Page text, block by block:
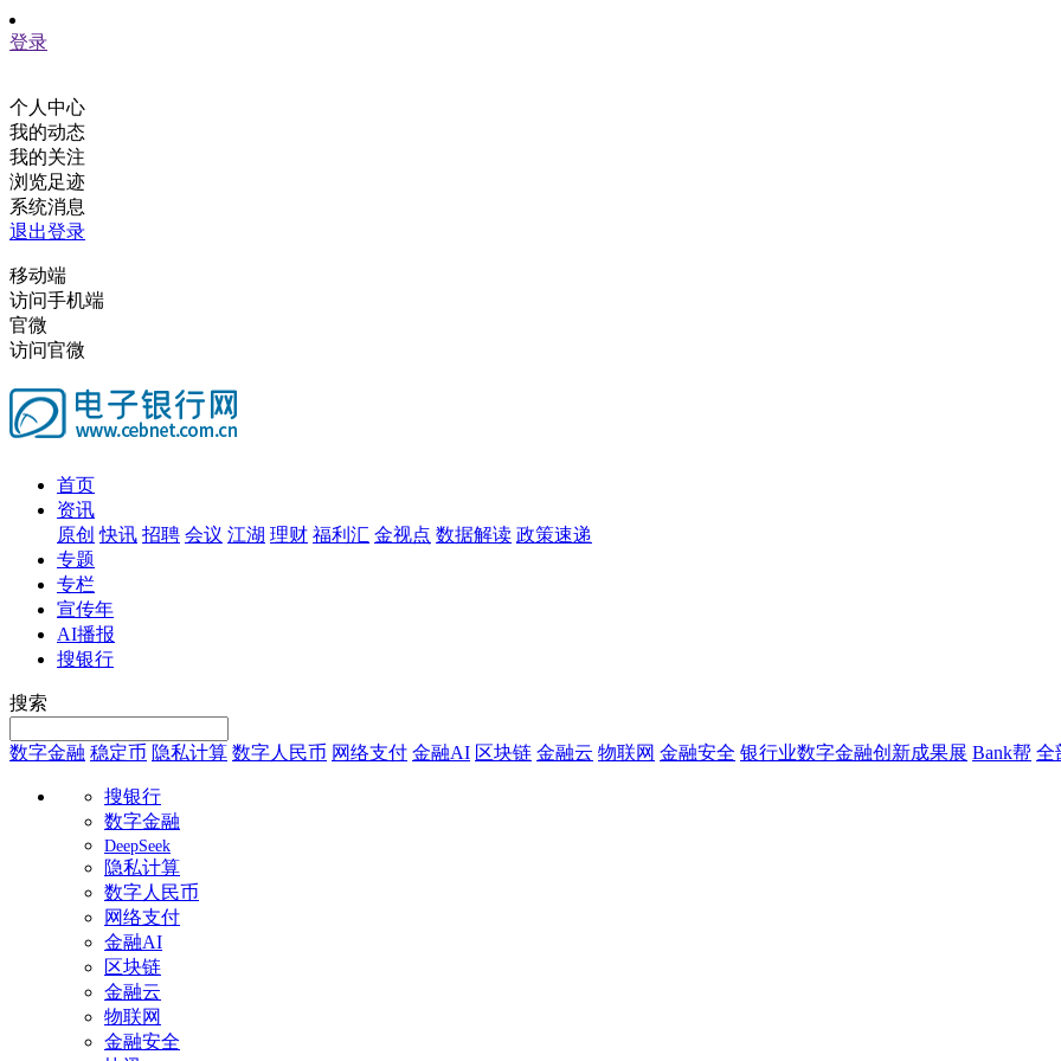
登录
个人中心
我的动态
我的关注
浏览足迹
系统消息
退出登录
移动端
访问手机端
官微
访问官微
首页
资讯
原创 快讯 招聘 会议 江湖 理财 福利汇 金视点 数据解读 政策速递
专题
专栏
宣传年
AI播报
搜银行
搜索
数字金融 稳定币 隐私计算 数字人民币 网络支付 金融AI 区块链 金融云 物联网 金融安全 银行业数字金融创新成果展 Bank帮 全
搜银行
数字金融
DeepSeek
隐私计算
数字人民币
网络支付
金融AI
区块链
金融云
物联网
金融安全